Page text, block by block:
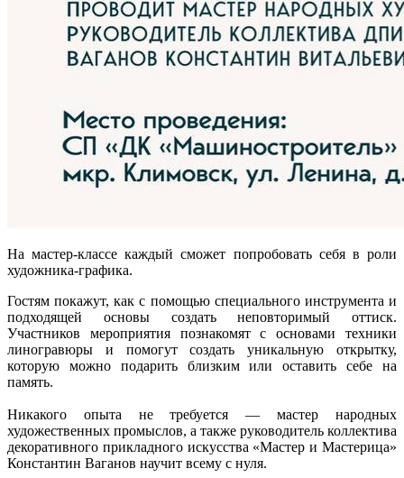
На мастер-классе каждый сможет попробовать себя в роли
художника-графика.
Гостям покажут, как с помощью специального инструмента и
подходящей основы создать неповторимый оттиск.
Участников мероприятия познакомят с основами техники
линогравюры и помогут создать уникальную открытку,
которую можно подарить близким или оставить себе на
память.
Никакого опыта не требуется — мастер народных
художественных промыслов, а также руководитель коллектива
декоративного прикладного искусства «Мастер и Мастерица»
Константин Ваганов научит всему с нуля.